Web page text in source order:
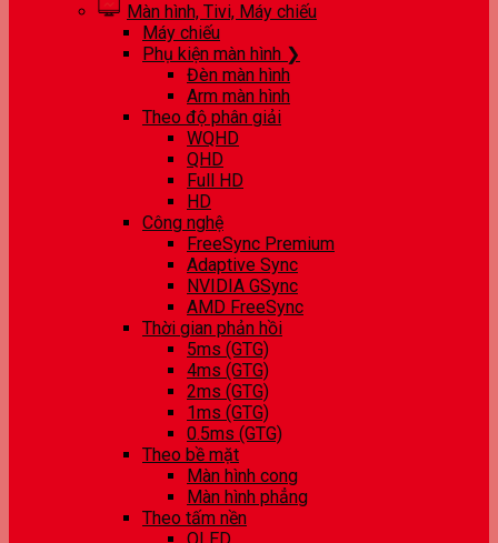
Màn hình, Tivi, Máy chiếu
Máy chiếu
Phụ kiện màn hình ❯
Đèn màn hình
Arm màn hình
Theo độ phân giải
WQHD
QHD
Full HD
HD
Công nghệ
FreeSync Premium
Adaptive Sync
NVIDIA GSync
AMD FreeSync
Thời gian phản hồi
5ms (GTG)
4ms (GTG)
2ms (GTG)
1ms (GTG)
0.5ms (GTG)
Theo bề mặt
Màn hình cong
Màn hình phẳng
Theo tấm nền